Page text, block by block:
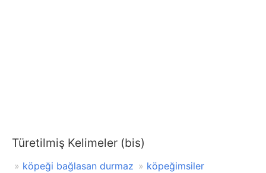
Türetilmiş Kelimeler (bis)
köpeği bağlasan durmaz
köpeğimsiler